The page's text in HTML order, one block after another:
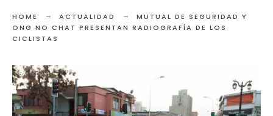
HOME ACTUALIDAD
MUTUAL DE SEGURIDAD Y
ONG NO CHAT PRESENTAN RADIOGRAFÍA DE LOS
CICLISTAS